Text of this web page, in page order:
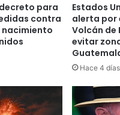
para
contra
nacimiento
Estados
alerta por
Volcán de
evitar
Hace 4 días